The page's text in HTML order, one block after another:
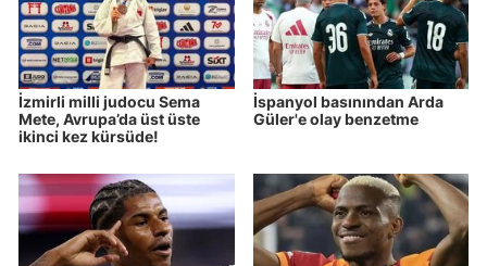
İzmirli milli judocu Sema
Mete, Avrupa’da üst üste
ikinci kez kürsüde!
İspanyol basınından Arda
Güler'e olay benzetme